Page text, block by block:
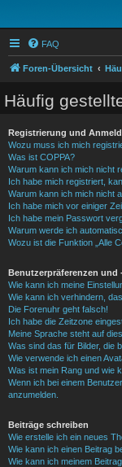
FAQ
Foren-Übersicht
Häufig
Registrierung und
Wozu muss ich mich
Was ist COPPA?
Warum kann ich mich nicht
Ich habe mich registriert,
Warum kann ich mich nicht
Ich habe mich vor einiger
Ich habe mein Passwort
Warum werde ich
Wozu ist die Funktion „Alle
Benutzerpräferenzen und
Wie kann ich meine
Wie kann ich verhindern,
Die Forenuhr geht falsch!
Ich habe die Zeitzone
Meine Sprache steht auf
Was sind das für Bilder, die
Wie verwende ich einen
Was ist mein Rang und wie
Wenn ich bei einem
anzumelden.
Beiträge schreiben
Wie erstelle ich ein neues
Wie kann ich einen Beitrag
Wie kann ich meinem